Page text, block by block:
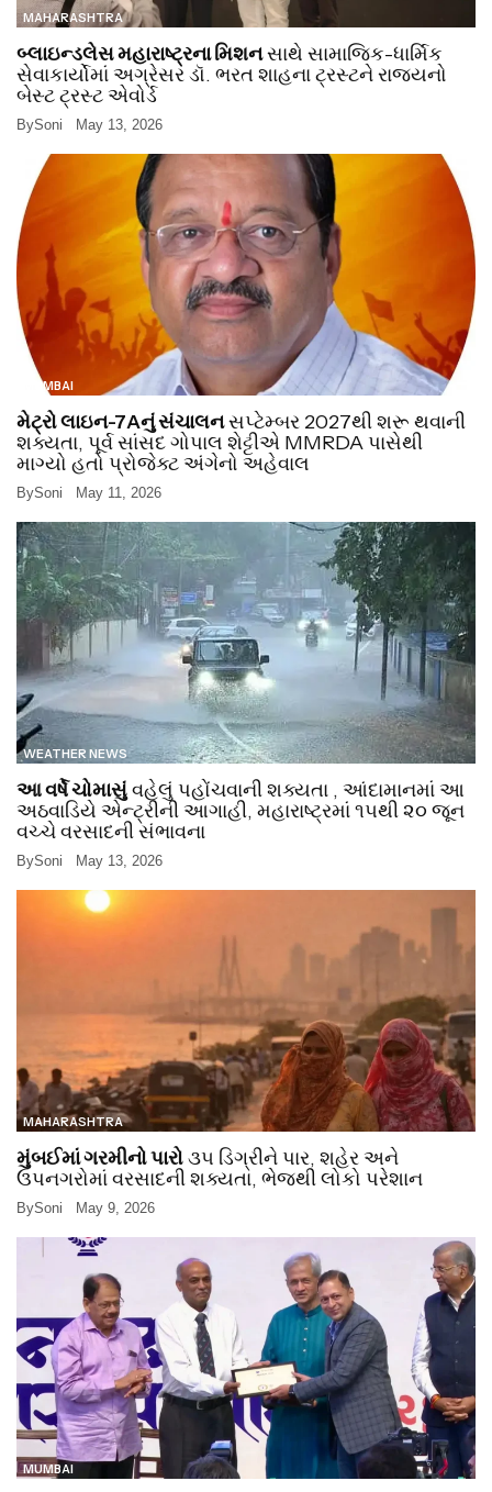
MAHARASHTRA
બ્લાઇન્ડલેસ મહારાષ્ટ્રના મિશનસાથે સામાજિક-ધાર્મિક
સેવાકાર્યોમાં અગ્રેસર ડૉ. ભરત શાહના ટ્રસ્ટને રાજ્યનો
બેસ્ટ ટ્રસ્ટ એવોર્ડ
BySoni May 13, 2026
MUMBAI
મેટ્રો લાઇન-7Aનું સંચાલનસપ્ટેમ્બર 2027થી શરૂ થવાની
શક્યતા, પૂર્વ સાંસદ ગોપાલ શેટ્ટીએ MMRDA પાસેથી
માગ્યો હતો પ્રોજેક્ટ અંગેનો અહેવાલ
BySoni May 11, 2026
WEATHER NEWS
આ વર્ષે ચોમાસુંવહેલું પહોંચવાની શક્યતા , આંદામાનમાં આ
અઠવાડિયે એન્ટ્રીની આગાહી, મહારાષ્ટ્રમાં ૧૫થી ૨૦ જૂન
વચ્ચે વરસાદની સંભાવના
BySoni May 13, 2026
MAHARASHTRA
મુંબઈમાં ગરમીનો પારો૩૫ ડિગ્રીને પાર, શહેર અને
ઉપનગરોમાં વરસાદની શક્યતા, ભેજથી લોકો પરેશાન
BySoni May 9, 2026
MUMBAI